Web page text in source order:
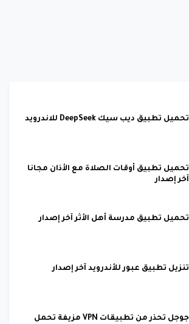
تحميل تطبيق ديب سيك DeepSeek للاندرويد
تحميل تطبيق أوقات الصلاة مع الأذان مجانا
آخر إصدار
تحميل تطبيق مدرسة أهل الأثر آخر إصدار
تنزيل تطبيق عبور للأندرويد آخر إصدار
جوجل تحذر من تطبيقات VPN مزيفة تحمل